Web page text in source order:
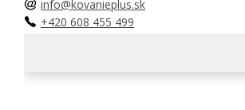
info@kovanieplus.sk
+420 608 455 499